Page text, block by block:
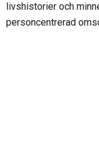
livshistorier och
personcentrerad